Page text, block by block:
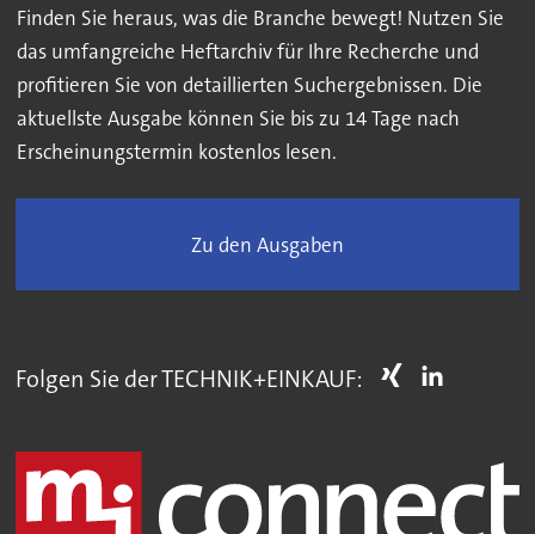
Finden Sie heraus, was die Branche bewegt! Nutzen Sie
das umfangreiche Heftarchiv für Ihre Recherche und
profitieren Sie von detaillierten Suchergebnissen. Die
aktuellste Ausgabe können Sie bis zu 14 Tage nach
Erscheinungstermin kostenlos lesen.
Zu den Ausgaben
Folgen Sie der TECHNIK+EINKAUF: